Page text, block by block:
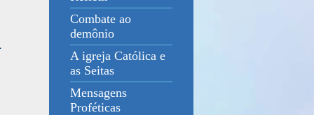
Combate ao
demônio
A igreja Católica e
as Seitas
Mensagens
Proféticas